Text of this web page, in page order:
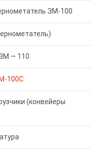
ЗМ-100
— 110
100С
(конвейеры